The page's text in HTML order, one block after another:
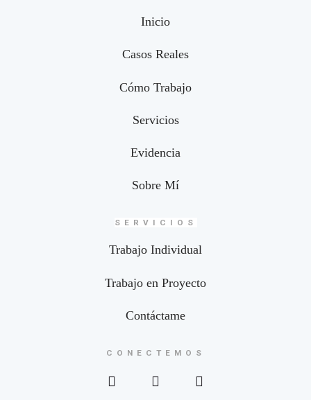
Inicio
Casos Reales
Cómo Trabajo
Servicios
Evidencia
Sobre Mí
SERVICIOS
Trabajo Individual
Trabajo en Proyecto
Contáctame
CONECTEMOS